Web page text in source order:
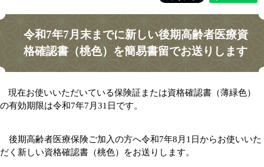
令和7年7月末までに新しい後期高齢者医療資
格確認書（桃色）を簡易書留でお送りします
現在お使いいただいている保険証または資格確認書（薄緑色）
の有効期限は令和7年7月31日です。
後期高齢者医療保険ご加入の方へ令和7年8月1日からお使いいた
だく新しい資格確認書（桃色）をお送りします。